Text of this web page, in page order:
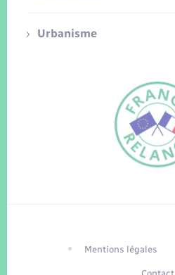
Urbanisme
Mentions légales